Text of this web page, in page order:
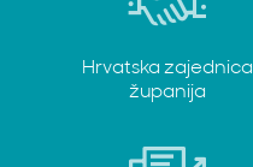
Hrvatska zajednica
županija